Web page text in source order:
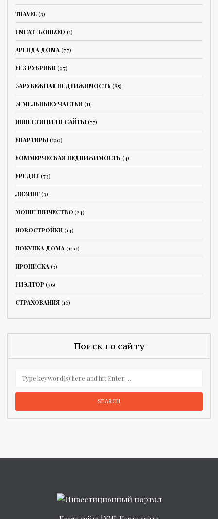
TRAVEL(3)
UNCATEGORIZED (1)
АРЕНДА ДОМА(77)
БЕЗ РУБРИКИ(97)
ЗАРУБЕЖНАЯ НЕДВИЖИМОСТЬ (85)
ЗЕМЕЛЬНЫЕ УЧАСТКИ(11)
ИНВЕСТИЦИИ В САЙТЫ(77)
КВАРТИРЫ(190)
КОММЕРЧЕСКАЯ НЕДВИЖИМОСТЬ (4)
КРЕДИТ(73)
ЛИЗИНГ(3)
МОШЕННИЧЕСТВО (24)
НОВОСТРОЙКИ(14)
ПОКУПКА ДОМА(100)
ПРОПИСКА(3)
РИЭЛТОР (36)
СТРАХОВАНИЯ(16)
Поиск по сайту